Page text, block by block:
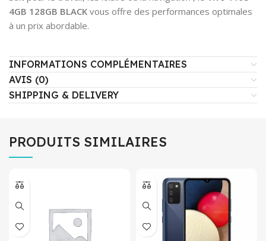
4GB 128GB BLACK vous offre des performances optimales
à un prix abordable.
INFORMATIONS COMPLÉMENTAIRES
AVIS (0)
SHIPPING & DELIVERY
PRODUITS SIMILAIRES